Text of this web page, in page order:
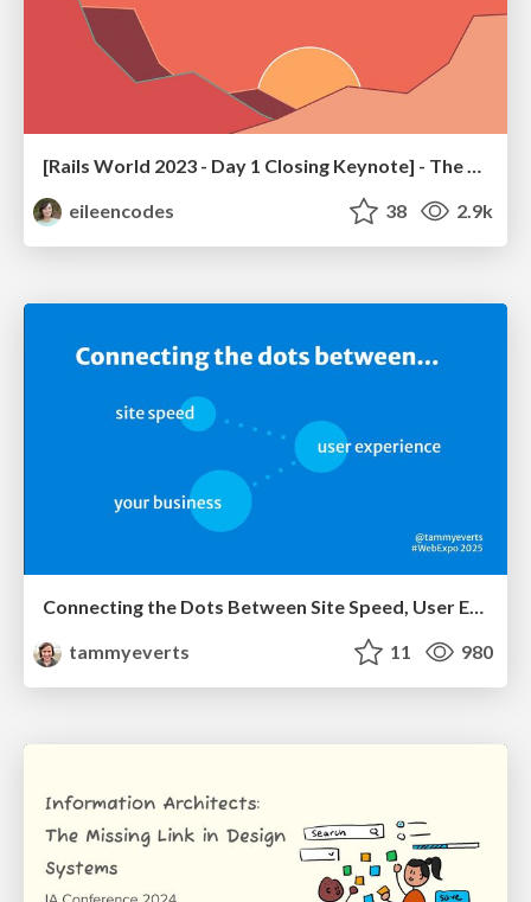
[Rails World 2023 - Day 1 Closing Keynote] - The Magic of Rails
eileencodes
38 2.9k
Connecting the Dots Between Site Speed, User Experience & Your Business [WebExpo 2025]
tammyeverts
11 980